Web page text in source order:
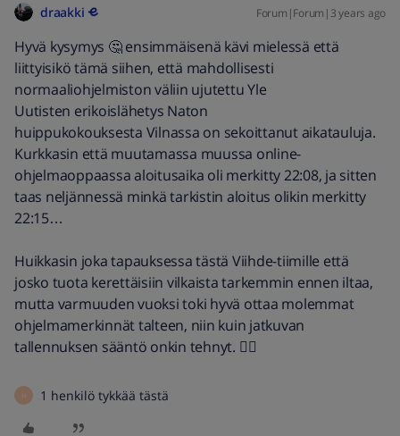
draakki Forum|Forum|3 years ago
Hyvä kysymys 🤔 ensimmäisenä kävi mielessä että
liittyisikö tämä siihen, että mahdollisesti
normaaliohjelmiston väliin ujutettu Yle
Uutisten erikoislähetys Naton
huippukokouksesta Vilnassa on sekoittanut aikatauluja.
Kurkkasin että muutamassa muussa online-
ohjelmaoppaassa aloitusaika oli merkitty 22:08, ja sitten
taas neljännessä minkä tarkistin aloitus olikin merkitty
22:15…
Huikkasin joka tapauksessa tästä Viihde-tiimille että
josko tuota kerettäisiin vilkaista tarkemmin ennen iltaa,
mutta varmuuden vuoksi toki hyvä ottaa molemmat
ohjelmamerkinnät talteen, niin kuin jatkuvan
tallennuksen sääntö onkin tehnyt. 👍🏼
H 1 henkilö tykkää tästä